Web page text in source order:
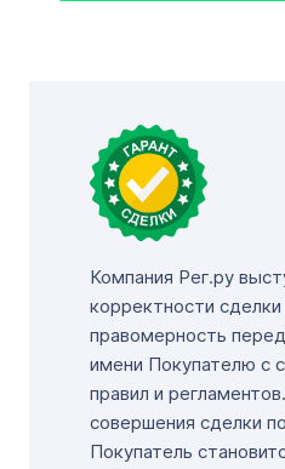
Компания Рег.ру
корректности
правомерность
имени Покупателю с
правил и
совершения сделки
Покупатель